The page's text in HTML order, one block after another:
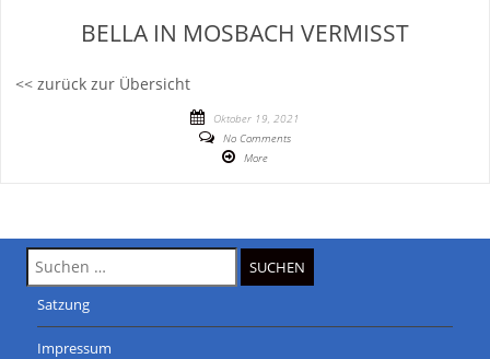
BELLA IN MOSBACH VERMISST
<< zurück zur Übersicht
Oktober 19, 2021
No Comments
More
Suche
nach:
Satzung
Impressum